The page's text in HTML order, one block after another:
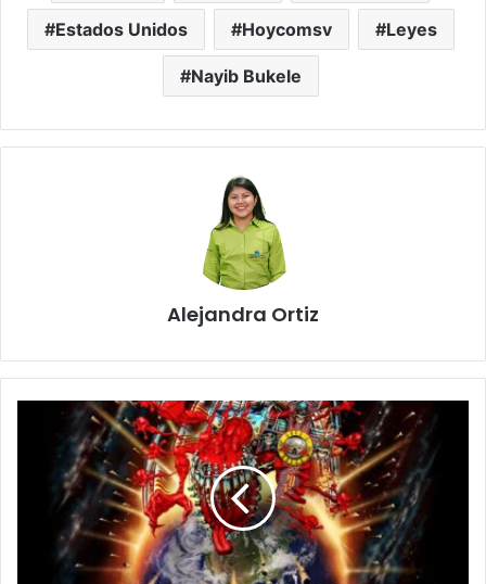
Estados Unidos Hoycomsv Leyes
Nayib Bukele
Alejandra Ortiz
Regreso
triunfal
Latinoamérica